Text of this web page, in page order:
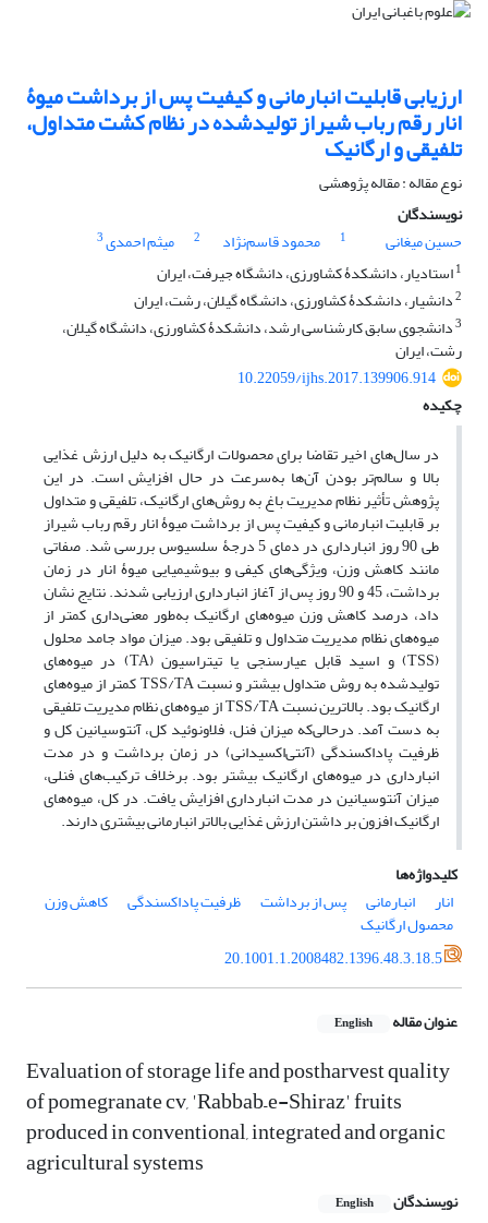
ارزیابی قابلیت انبارمانی و کیفیت پس از برداشت میوۀ
انار رقم رباب شیراز تولیدشده در نظام کشت متداول،
تلفیقی و ارگانیک
نوع مقاله : مقاله پژوهشی
نویسندگان
حسین میغانی
1 محمود قاسم‌نژاد 2 میثم احمدی3
1استادیار، دانشکدۀ کشاورزی، دانشگاه جیرفت، ایران
2دانشیار، دانشکدۀ کشاورزی، دانشگاه گیلان، رشت، ایران
3دانشجوی سابق کارشناسی ارشد، دانشکدۀ کشاورزی، دانشگاه گیلان،
رشت، ایران
10.22059/ijhs.2017.139906.914
چکیده
در سال‌های اخیر تقاضا برای محصولات ارگانیک به دلیل ارزش غذایی
بالا و سالم‌تر بودن آن‌ها به‌سرعت در حال افزایش است. در این
پژوهش تأثیر نظام مدیریت باغ به روش‌های ارگانیک، تلفیقی و متداول
بر قابلیت انبارمانی و کیفیت پس از برداشت میوۀ انار رقم رباب شیراز
طی 90 روز انبارداری در دمای 5 درجۀ سلسیوس بررسی شد. صفاتی
مانند کاهش وزن، ویژگی‌های کیفی و بیوشیمیایی میوۀ انار در زمان
برداشت، 45 و 90 روز پس از آغاز انبارداری ارزیابی شدند. نتایج نشان
داد، درصد کاهش وزن میوه‌های ارگانیک به‌طور معنی‌داری کمتر از
میوه‌های نظام مدیریت متداول و تلفیقی بود. میزان مواد جامد محلول
(TSS) و اسید قابل عیارسنجی یا تیتراسیون (TA) در میوه‌های
تولیدشده به روش متداول بیشتر و نسبت TSS/TA کمتر از میوه‌های
ارگانیک بود. بالاترین نسبت TSS/TA از میوه‌های نظام مدیریت تلفیقی
به دست آمد. درحالی‌که میزان فنل، فلاونوئید کل، آنتوسیانین کل و
ظرفیت پاداکسندگی (آنتی‌اکسیدانی) در زمان برداشت و در مدت
انبارداری در میوه‌های ارگانیک بیشتر بود. برخلاف ترکیب‌های فنلی،
میزان آنتوسیانین در مدت انبارداری افزایش یافت. در کل، میوه‌های
ارگانیک افزون بر داشتن ارزش غذایی بالاتر انبارمانی بیشتری دارند.
کلیدواژه‌ها
انار
انبارمانی پس از برداشت ظرفیت پاداکسندگی کاهش وزن
محصول ارگانیک
20.1001.1.2008482.1396.48.3.18.5
عنوان مقاله English
Evaluation of storage life and postharvest quality
of pomegranate cv, 'Rabbab–e-Shiraz' fruits
produced in conventional, integrated and organic
agricultural systems
نویسندگان English